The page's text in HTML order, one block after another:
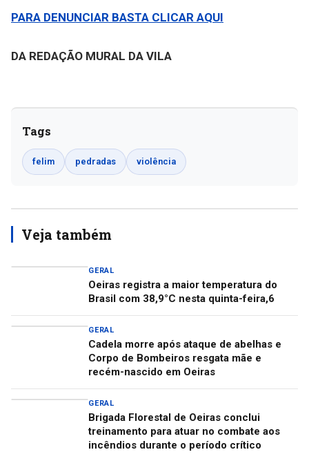
PARA DENUNCIAR BASTA CLICAR AQUI
DA REDAÇÃO MURAL DA VILA
Tags
felim pedradas violência
Veja também
GERAL
Oeiras registra a maior temperatura do
Brasil com 38,9°C nesta quinta-feira,6
GERAL
Cadela morre após ataque de abelhas e
Corpo de Bombeiros resgata mãe e
recém-nascido em Oeiras
GERAL
Brigada Florestal de Oeiras conclui
treinamento para atuar no combate aos
incêndios durante o período crítico